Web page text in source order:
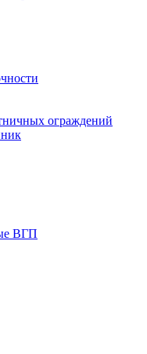
ограждений
ВГП